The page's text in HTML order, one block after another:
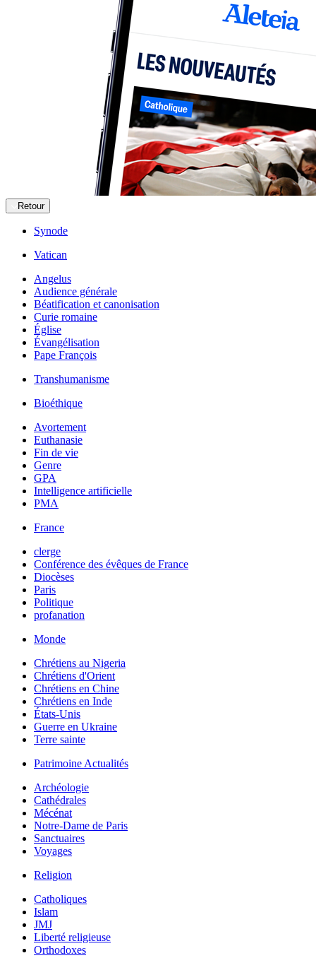
Retour
Synode
Vatican
Angelus
Audience générale
Béatification et canonisation
Curie romaine
Église
Évangélisation
Pape François
Transhumanisme
Bioéthique
Avortement
Euthanasie
Fin de vie
Genre
GPA
Intelligence artificielle
PMA
France
clerge
Conférence des évêques de France
Diocèses
Paris
Politique
profanation
Monde
Chrétiens au Nigeria
Chrétiens d'Orient
Chrétiens en Chine
Chrétiens en Inde
États-Unis
Guerre en Ukraine
Terre sainte
Patrimoine Actualités
Archéologie
Cathédrales
Mécénat
Notre-Dame de Paris
Sanctuaires
Voyages
Religion
Catholiques
Islam
JMJ
Liberté religieuse
Orthodoxes